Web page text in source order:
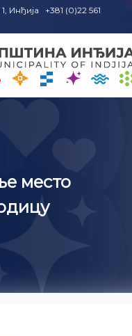
Инђија +381 (0)22 561
место